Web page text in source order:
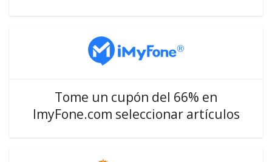
Tome un cupón del 66% en
ImyFone.com seleccionar artículos